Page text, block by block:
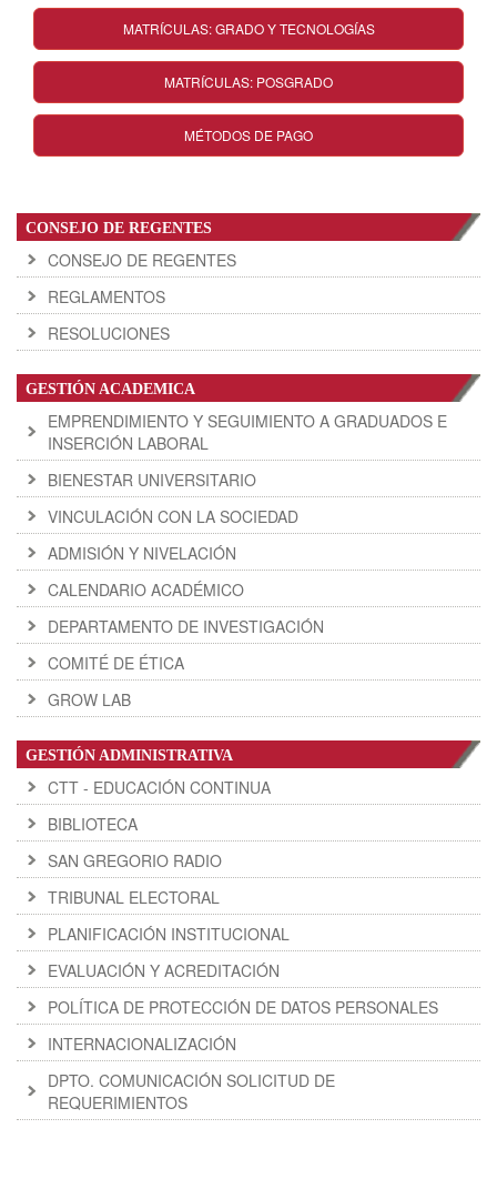
MATRÍCULAS: GRADO Y TECNOLOGÍAS
MATRÍCULAS: POSGRADO
MÉTODOS DE PAGO
CONSEJO DE REGENTES
CONSEJO DE REGENTES
REGLAMENTOS
RESOLUCIONES
GESTIÓN ACADEMICA
EMPRENDIMIENTO Y SEGUIMIENTO A GRADUADOS E
INSERCIÓN LABORAL
BIENESTAR UNIVERSITARIO
VINCULACIÓN CON LA SOCIEDAD
ADMISIÓN Y NIVELACIÓN
CALENDARIO ACADÉMICO
DEPARTAMENTO DE INVESTIGACIÓN
COMITÉ DE ÉTICA
GROW LAB
GESTIÓN ADMINISTRATIVA
CTT - EDUCACIÓN CONTINUA
BIBLIOTECA
SAN GREGORIO RADIO
TRIBUNAL ELECTORAL
PLANIFICACIÓN INSTITUCIONAL
EVALUACIÓN Y ACREDITACIÓN
POLÍTICA DE PROTECCIÓN DE DATOS PERSONALES
INTERNACIONALIZACIÓN
DPTO. COMUNICACIÓN SOLICITUD DE
REQUERIMIENTOS